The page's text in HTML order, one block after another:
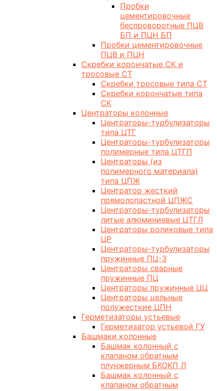
Пробки
цементировочные
беспроворотные ПЦВ
БП и ПЦН БП
Пробки цементировочные
ПЦВ и ПЦН
Скребки корончатые СК и
тросовые СТ
Скребки тросовые типа СТ
Скребки корончатые типа
СК
Центраторы колонные
Центраторы-турбулизаторы
типа ЦТГ
Центраторы-турбулизаторы
полимерные типа ЦТГП
Центраторы (из
полимерного материала)
типа ЦПЖ
Центратор жесткий
прямолопастной ЦПЖС
Центраторы-турбулизаторы
литые алюминиевые ЦТГЛ
Центраторы роликовые типа
ЦР
Центраторы-турбулизаторы
пружинные ПЦ-3
Центраторы сварные
пружинные ПЦ
Центраторы пружинные ЦЦ
Центраторы цельные
полужесткие ЦПН
Герметизаторы устьевые
Герметизатор устьевой ГУ
Башмаки колонные
Башмак колонный с
клапаном обратным
плунжерным БКОКП Л
Башмак колонный с
клапаном обратным